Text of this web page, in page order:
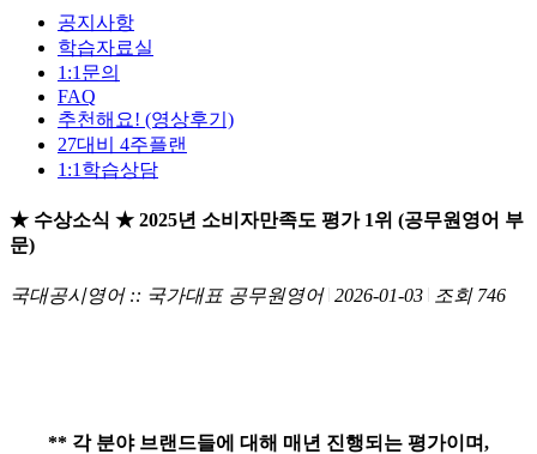
공지사항
학습자료실
1:1문의
FAQ
추천해요! (영상후기)
27대비 4주플랜
1:1학습상담
★ 수상소식 ★ 2025년 소비자만족도 평가 1위 (공무원영어 부
문)
국대공시영어 :: 국가대표 공무원영어 2026-01-03 조회 746
** 각 분야 브랜드들에 대해 매년 진행되는 평가이며,